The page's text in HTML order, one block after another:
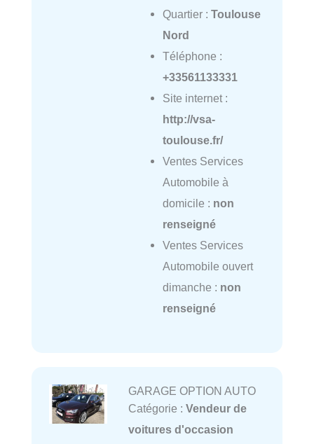
Quartier : Toulouse
Nord
Téléphone :
+33561133331
Site internet :
http://vsa-
toulouse.fr/
Ventes Services
Automobile à
domicile : non
renseigné
Ventes Services
Automobile ouvert
dimanche : non
renseigné
GARAGE OPTION AUTO
Catégorie : Vendeur de
voitures d'occasion